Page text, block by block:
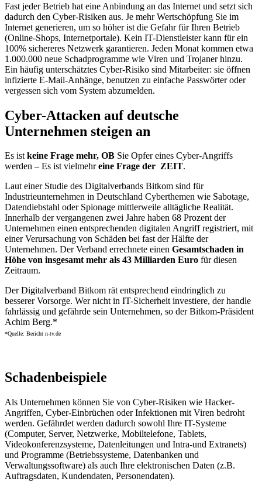
Fast jeder Betrieb hat eine Anbindung an das Internet und setzt sich
dadurch den Cyber-Risiken aus. Je mehr Wertschöpfung Sie im
Internet generieren, um so höher ist die Gefahr für Ihren Betrieb
(Online-Shops, Internetportale). Kein IT-Dienstleister kann für ein
100% sichereres Netzwerk garantieren. Jeden Monat kommen etwa
1.000.000 neue Schadprogramme wie Viren und Trojaner hinzu.
Ein häufig unterschätztes Cyber-Risiko sind Mitarbeiter: sie öffnen
infizierte E-Mail-Anhänge, benutzen zu einfache Passwörter oder
vergessen sich vom System abzumelden.
Cyber-Attacken auf deutsche
Unternehmen steigen an
Es istkeine Frage mehr, OB Sie Opfer eines Cyber-Angriffs
werden – Es ist vielmehreine Frage der ZEIT.
Laut einer Studie des Digitalverbands Bitkom sind für
Industrieunternehmen in Deutschland Cyberthemen wie Sabotage,
Datendiebstahl oder Spionage mittlerweile alltägliche Realität.
Innerhalb der vergangenen zwei Jahre haben 68 Prozent der
Unternehmen einen entsprechenden digitalen Angriff registriert, mit
einer Verursachung von Schäden bei fast der Hälfte der
Unternehmen. Der Verband errechnete einen Gesamtschaden in
Höhe von insgesamt mehr als 43 Milliarden Euro für diesen
Zeitraum.
Der Digitalverband Bitkom rät entsprechend eindringlich zu
besserer Vorsorge. Wer nicht in IT-Sicherheit investiere, der handle
fahrlässig und gefährde sein Unternehmen, so der Bitkom-Präsident
Achim Berg.*
*Quelle: Bericht n-tv.de
Schadenbeispiele
Als Unternehmen können Sie von Cyber-Risiken wie Hacker-
Angriffen, Cyber-Einbrüchen oder Infektionen mit Viren bedroht
werden. Gefährdet werden dadurch sowohl Ihre IT-Systeme
(Computer, Server, Netzwerke, Mobiltelefone, Tablets,
Videokonferenzsysteme, Datenleitungen und Intra-und Extranets)
und Programme (Betriebssysteme, Datenbanken und
Verwaltungssoftware) als auch Ihre elektronischen Daten (z.B.
Auftragsdaten, Kundendaten, Personendaten).